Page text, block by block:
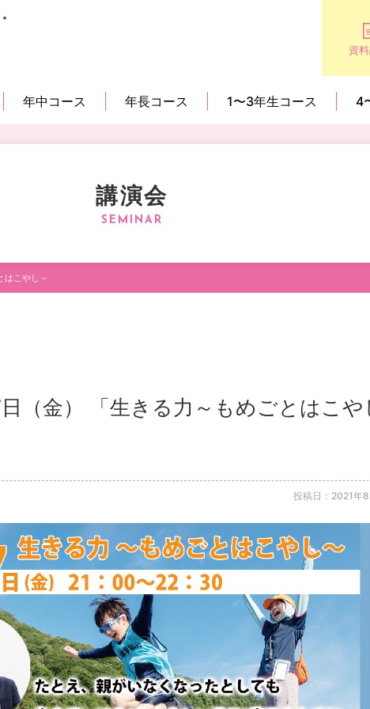
資
年中コース 年長コース 1〜3年生コース 4
講演会
はこやし～
（金） 「生きる力～もめごとはこ
投稿日：2021年8